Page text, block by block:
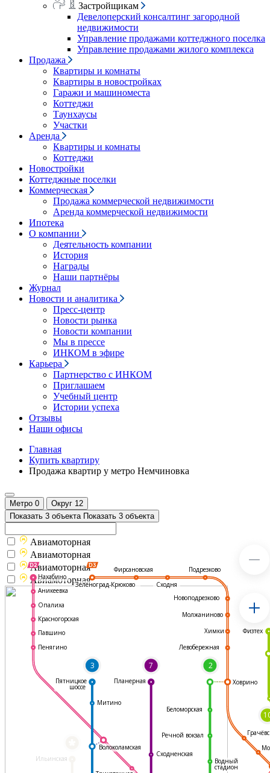
Застройщикам
Девелоперский консалтинг загородной
недвижимости
Управление продажами коттеджного поселка
Управление продажами жилого комплекса
Продажа
Квартиры и комнаты
Квартиры в новостройках
Гаражи и машиноместа
Коттеджи
Таунхаусы
Участки
Аренда
Квартиры и комнаты
Коттеджи
Новостройки
Коттеджные поселки
Коммерческая
Продажа коммерческой недвижимости
Аренда коммерческой недвижимости
Ипотека
О компании
Деятельность компании
История
Награды
Наши партнёры
Журнал
Новости и аналитика
Пресс-центр
Новости рынка
Новости компании
Мы в прессе
ИНКОМ в эфире
Карьера
Партнерство с ИНКОМ
Приглашаем
Учебный центр
Истории успеха
Отзывы
Наши офисы
Главная
Купить квартиру
Продажа квартир у метро Немчиновка
Метро 0 Округ 12
Показать 3 объекта Показать 3 объекта
Ильинская
3 7 2
Фирсановская
Сходня
Подрезково
Новоподрезково
Молжаниново
Химки
Левобережная
Ховрино
Водный
стадион
Сходненская
Волоколамская
Митино
Нахабино
Аникеевка
Опалиха
Красногорская
Павшино
Пенягино
Пятницкое
шоссе
Планерная
Физтех
Речной вокзал
Беломорская
Зеленоград-Крюково
Авиамоторная
Авиамоторная
Авиамоторная
Авиамоторная